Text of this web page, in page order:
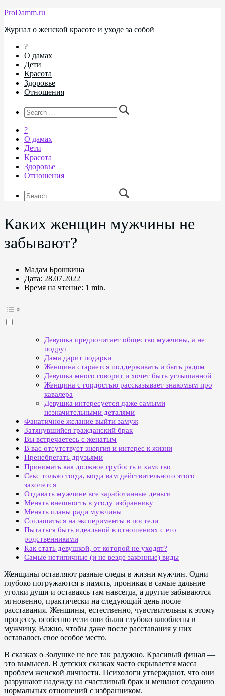
ProDamm.ru
Журнал о женской красоте и уходе за собой
?
О дамах
Дети
Красота
Здоровье
Отношения
?
О дамах
Дети
Красота
Здоровье
Отношения
Каких женщин мужчины не
забывают?
Мадам Брошкина
Дата: 28.07.2022
Время на чтение: 1 min.
Девушка предпочитает общество мужчины, а не
подруг
Дама дарит подарки
Женщина старается поддерживать и быть рядом
Девушка много говорит и хочет быть услышанной
Женщина с гордостью рассказывает знакомым про
кавалера
Девушка интересуется даже самыми
незначительными деталями
Фанатичное желание выйти замуж
Затянувшийся гражданский брак
Вы встречаетесь с женатым
В вас отсутствует энергия и интерес к жизни
Пренебрегать друзьями
Принимать как должное грубость и хамство
Секс только тогда, когда вам действительного этого
захочется
Отдавать мужчине все заработанные деньги
Менять внешность в угоду избраннику
Менять планы ради мужчины
Соглашаться на эксперименты в постели
Пытаться быть идеальной в отношениях с его
родственниками
Как стать девушкой, от которой не уходят?
Самые нетипичные (и не везде законные) виды
Женщины оставляют разные следы в жизни мужчин. Одни
глубоко погружаются в память, проникая в самые дальние
уголки души и оставаясь там навсегда, а другие забываются
мгновенно, практически на следующий день после
расставания. Женщины, естественно, чувствительны к этому
процессу, особенно если они были глубоко влюблены в
мужчину. Важно, чтобы даже после расставания у них
оставалось свое особое место.
В сказках о Золушке не все так радужно. Красивый финал —
это вымысел. В детских сказках часто скрывается масса
проблем женской личности. Психологи утверждают, что они
разрушают надежду на счастливый брак и мешают созданию
нормальных отношений с избранником.